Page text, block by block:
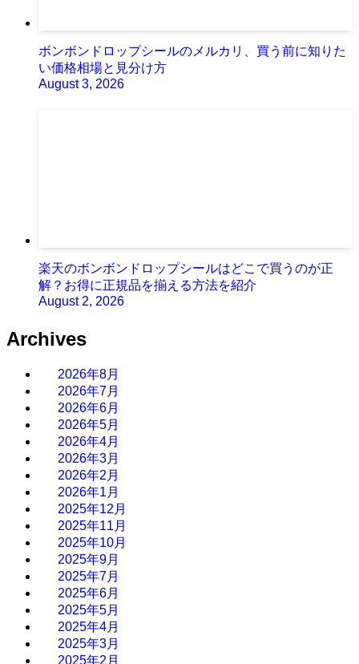
ボンボンドロップシールのメルカリ、買う前に知りた
い価格相場と見分け方
August 3, 2026
楽天のボンボンドロップシールはどこで買うのが正
解？お得に正規品を揃える方法を紹介
August 2, 2026
Archives
2026年8月
2026年7月
2026年6月
2026年5月
2026年4月
2026年3月
2026年2月
2026年1月
2025年12月
2025年11月
2025年10月
2025年9月
2025年7月
2025年6月
2025年5月
2025年4月
2025年3月
2025年2月